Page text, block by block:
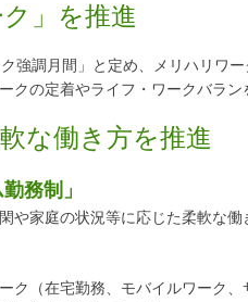
ク」を推進
強調月間」と定め、メリハリワ
クの定着やライフ・ワークバラ
な働き方を推進
務制」
や家庭の状況等に応じた柔軟な働
ク（在宅勤務、モバイルワーク